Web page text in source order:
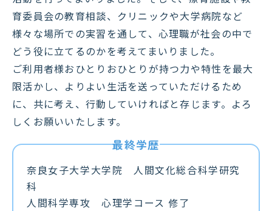
育委員会の教育相談、クリニックや大学病院など
様々な場所での実習を通して、心理職が社会の中で
どう役に立てるのかを考えてまいりました。
ご利用者様おひとりおひとりが持つ力や特性を最大
限活かし、よりよい生活を送っていただけるため
に、共に考え、行動していければと存じます。よろ
しくお願いいたします。
奈良女子大学大学院 人間文化総合科学研究
科
人間科学専攻 心理学コース 修了